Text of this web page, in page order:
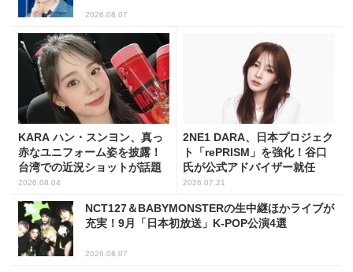
2026.08.07
KARA ハン・スンヨン、真っ
赤なユニフォーム姿を披露！
台湾での近況ショットが話題
2026.08.04
2NE1 DARA、日本プロジェク
ト「rePRISM」を強化！谷口
氏が公式アドバイザー就任
2026.07.21
NCT127＆BABYMONSTERの生中継ほかライブが
充実！9月「日本初放送」K-POP公演4選
2026.08.07